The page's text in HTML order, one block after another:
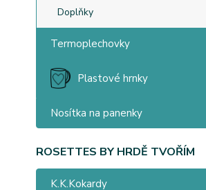
Doplňky
Termoplechovky
Plastové hrnky
Nosítka na panenky
ROSETTES BY HRDĚ TVOŘÍM
K.K.Kokardy